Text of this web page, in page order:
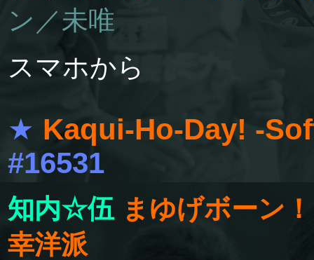
ン／未唯
スマホから
★ Kaqui-Ho-Day! -
#16531
知内☆伍 まゆげボーン
幸洋派